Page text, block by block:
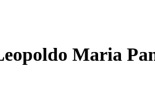
Maria